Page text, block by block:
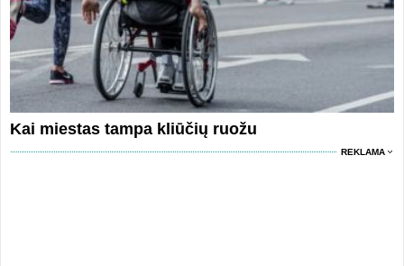
Kai miestas tampa kliūčių ruožu
REKLAMA